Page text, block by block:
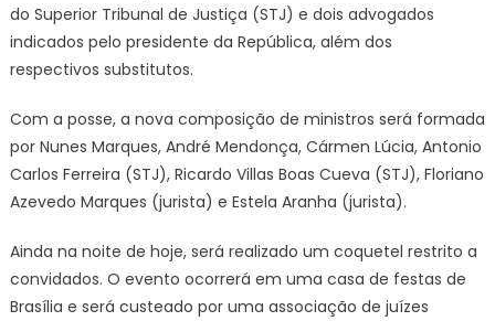
do Superior Tribunal de Justiça (STJ) e dois advogados
indicados pelo presidente da República, além dos
respectivos substitutos.
Com a posse, a nova composição de ministros será formada
por Nunes Marques, André Mendonça, Cármen Lúcia, Antonio
Carlos Ferreira (STJ), Ricardo Villas Boas Cueva (STJ), Floriano
Azevedo Marques (jurista) e Estela Aranha (jurista).
Ainda na noite de hoje, será realizado um coquetel restrito a
convidados. O evento ocorrerá em uma casa de festas de
Brasília e será custeado por uma associação de juízes